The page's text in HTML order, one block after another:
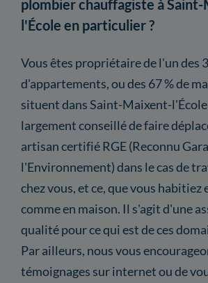
plombier chauffagiste à
l'École en particulier ?
Vous êtes propriétaire de l'un des
d'appartements, ou des 67 % de
situent dans Saint-Maixent-l'École
largement conseillé de faire
artisan certifié RGE (Reconnu
l'Environnement) dans le cas de
chez vous, et ce, que vous
comme en maison. Il s'agit d'une
qualité pour ce qui est de ces
Par ailleurs, nous vous
témoignages sur internet ou de